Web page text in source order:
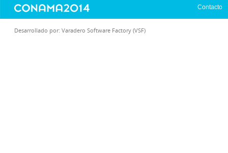
Contacto
Desarrollado por: Varadero Software Factory (VSF)